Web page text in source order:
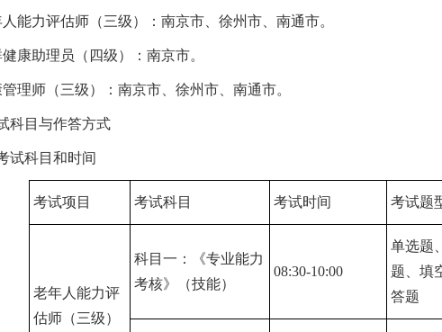
能力评估师（三级）：南京市、徐州市、南通市。
康助理员（四级）：南京市。
理师（三级）：南京市、徐州市、南通市。
科目与作答方式
试科目和时间
考试项目 考试科目 考试时间 考试题
老年人能力评
估师（三级）
科目一：《专业能力
考核》（技能）
08:30-10:00
单选题
题、填
答题